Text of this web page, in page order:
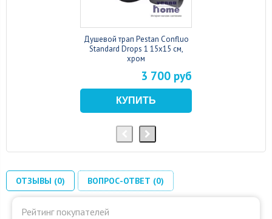
Душевой трап Pestan Confluo
Standard Drops 1 15x15 см,
хром
3 700 руб
ОТЗЫВЫ (0) ВОПРОС-ОТВЕТ (0)
Рейтинг покупателей